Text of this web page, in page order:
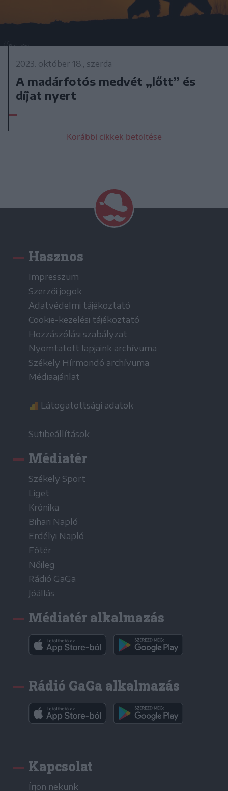
2023. október 18., szerda
A madárfotós medvét „lőtt” és
díjat nyert
Korábbi cikkek betöltése
Hasznos
Impresszum
Szerzői jogok
Adatvédelmi tájékoztató
Cookie-kezelési tájékoztató
Hozzászólási szabályzat
Nyomtatott lapjaink archívuma
Székely Hírmondó archívuma
Médiaajánlat
Látogatottsági adatok
Sütibeállítások
Médiatér
Székely Sport
Liget
Krónika
Bihari Napló
Erdélyi Napló
Főtér
Nőileg
Rádió GaGa
Jóállás
Médiatér alkalmazás
Rádió GaGa alkalmazás
Kapcsolat
Írjon nekünk